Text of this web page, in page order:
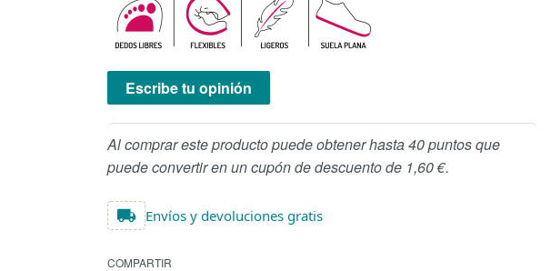
Escribe tu opinión
Al comprar este producto puede obtener hasta 40 puntos que
puede convertir en un cupón de descuento de 1,60 €.
Envíos y devoluciones gratis
COMPARTIR